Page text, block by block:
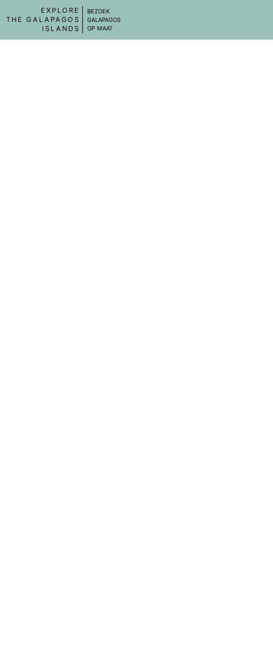
EXPLORE
THE GALAPAGOS
ISLANDS
BEZOEK
GALAPAGOS
OP MAAT